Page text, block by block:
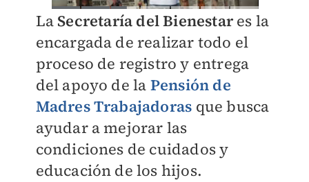
La Secretaría del Bienestares la
encargada de realizar todo el
proceso de registro y entrega
del apoyo de la Pensión de
Madres Trabajadoras que busca
ayudar a mejorar las
condiciones de cuidados y
educación de los hijos.